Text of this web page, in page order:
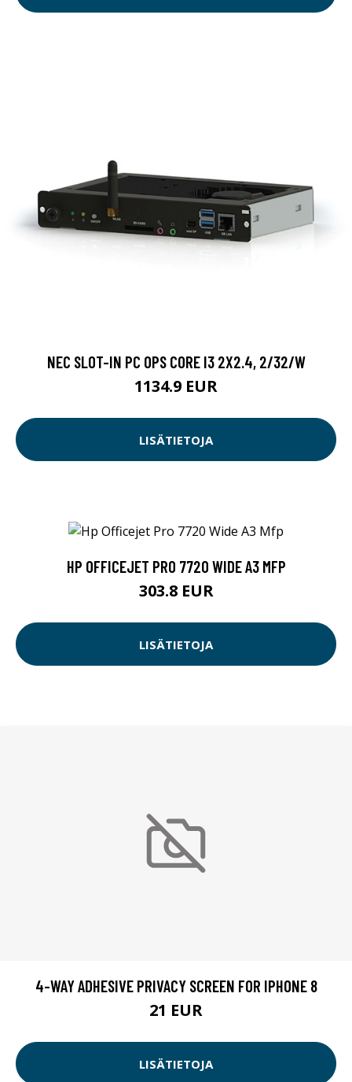
NEC SLOT-IN PC OPS CORE I3 2X2.4, 2/32/W
1134.9 EUR
LISÄTIETOJA
HP OFFICEJET PRO 7720 WIDE A3 MFP
303.8 EUR
LISÄTIETOJA
4-WAY ADHESIVE PRIVACY SCREEN FOR IPHONE 8
21 EUR
LISÄTIETOJA